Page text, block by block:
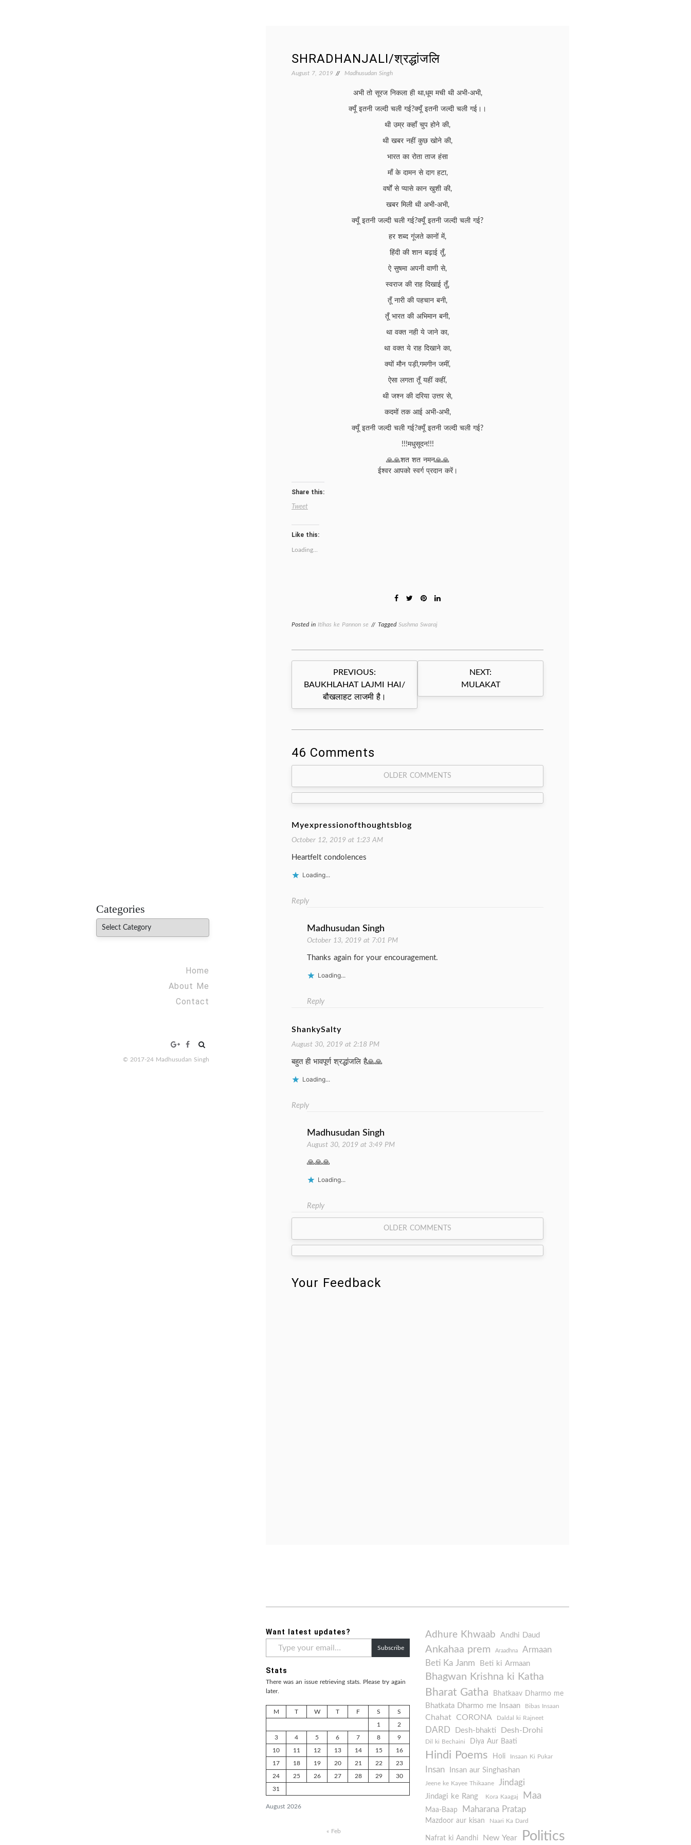
Categories
Categories
Home
About Me
Contact
Search
© 2017-24 Madhusudan Singh
SHRADHANJALI/श्रद्धांजलि
August 7, 2019 Madhusudan Singh
अभी तो सूरज निकला ही था,धूम मची थी अभी-अभी,
क्यूँ इतनी जल्दी चली गई?क्यूँ इतनी जल्दी चली गई।।
थी उम्र कहाँ चुप होने की,
थी खबर नहीं कुछ खोने की,
भारत का रोता ताज हंसा
माँ के दामन से दाग हटा,
वर्षों से प्यासे कान खुशी की,
खबर मिली थी अभी-अभी,
क्यूँ इतनी जल्दी चली गई?क्यूँ इतनी जल्दी चली गई?
हर शब्द गूंजते कानों में,
हिंदी की शान बढ़ाई तूँ,
ऐ सुषमा अपनी वाणी से,
स्वराज की राह दिखाई तूँ,
तूँ नारी की पहचान बनी,
तूँ भारत की अभिमान बनी,
था वक्त नही ये जाने का,
था वक्त ये राह दिखाने का,
क्यों मौन पड़ी,गमगीन जमीं,
ऐसा लगता तूँ यहीं कहीं,
थी जश्न की दरिया उत्तर से,
कदमों तक आई अभी-अभी,
क्यूँ इतनी जल्दी चली गई?क्यूँ इतनी जल्दी चली गई?
!!!मधुसूदन!!!
🙏🙏शत शत नमन🙏🙏
ईश्वर आपको स्वर्ग प्रदान करें।
Share this:
Tweet
Like this:
Loading...
Posted in Itihas ke Pannon se Tagged Sushma Swaraj
Post
navigation
PREVIOUS:
BAUKHLAHAT LAJMI HAI/
बौखलाहट लाजमी है।
NEXT:
MULAKAT
46 Comments
navigation
OLDER COMMENTS
Myexpressionofthoughtsblog
October 12, 2019 at 1:23 AM
Heartfelt condolences
Loading...
Reply
Madhusudan Singh
October 13, 2019 at 7:01 PM
Thanks again for your encouragement.
Loading...
Reply
ShankySalty
August 30, 2019 at 2:18 PM
बहुत ही भावपूर्ण श्रद्धांजलि है🙏🙏
Loading...
Reply
Madhusudan Singh
August 30, 2019 at 3:49 PM
🙏🙏🙏
Loading...
Reply
navigation
OLDER COMMENTS
Your Feedback
Want latest updates?
Subscribe
Stats
There was an issue retrieving stats. Please try again
later.
August 2026
M T W T F S S
1 2
3 4 5 6 7 8 9
10 11 12 13 14 15 16
17 18 19 20 21 22 23
24 25 26 27 28 29 30
31
« Feb
Adhure Khwaab Andhi Daud
Ankahaa prem Araadhna
Armaan
Beti Ka Janm
Beti ki Armaan
Bhagwan Krishna ki Katha
Bharat Gatha Bhatkaav Dharmo me
Bhatkata Dharmo me Insaan Bibas Insaan
Chahat CORONA Daldal ki Rajneet
DARD Desh-bhakti Desh-Drohi
Dil ki Bechaini Diya Aur Baati
Hindi Poems Holi Insaan Ki Pukar
Insan Insan aur Singhashan
Jeene ke Kayee Thikaane Jindagi
Jindagi ke Rang Kora Kaagaj Maa
Maa-Baap Maharana Pratap
Mazdoor aur kisan Naari Ka Dard
Nafrat ki Aandhi New Year Politics